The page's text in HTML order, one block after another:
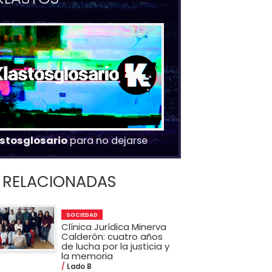
para no dejarse
RELACIONADAS
SOCIEDAD
Clínica Jurídica Minerva
Calderón: cuatro años
de lucha por la justicia y
la memoria
Lado B